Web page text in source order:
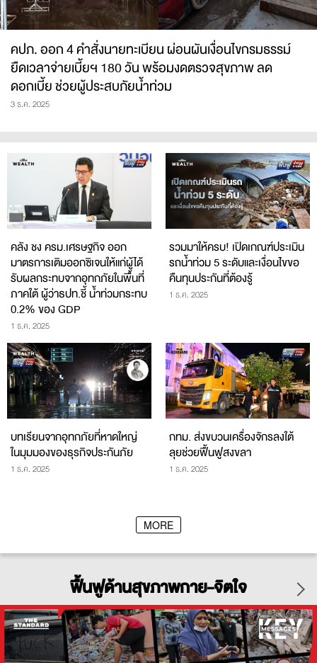
คปภ. ออก 4 คำสั่งนายทะเบียน ผ่อนผันเงื่อนไขกรมธรรม์
ยืดเวลาจ่ายเบี้ยฯ 180 วัน พร้อมงดตรวจสุขภาพ ลด
ดอกเบี้ย ช่วยผู้ประสบภัยน้ำท่วม
3 ธ.ค. 2025
คลัง ชง ครม.เศรษฐกิจ ออก
มาตรการเติมออกซิเจนให้แก่ผู้ได้
รับผลกระทบจากอุทกภัยในพื้นที่
ภาคใต้ ผู้ว่าธปท.ชี้ น้ำท่วมกระทบ
0.2% ของ GDP
1 ธ.ค. 2025
รวมมาให้ครบ! เปิดเกณฑ์ประเมิน
รถน้ำท่วม 5 ระดับและเงื่อนไขขอ
คืนทุนประกันที่ต้องรู้
1 ธ.ค. 2025
บทเรียนจากอุทกภัยที่หาดใหญ่
ในมุมมองของธุรกิจประกันภัย
1 ธ.ค. 2025
กทม. ส่งขบวนเครื่องจักรลงใต้
ลุยช่วยฟื้นฟูสงขลา
1 ธ.ค. 2025
MORE
ฟื้นฟูด้านสุขภาพกาย-จิตใจ